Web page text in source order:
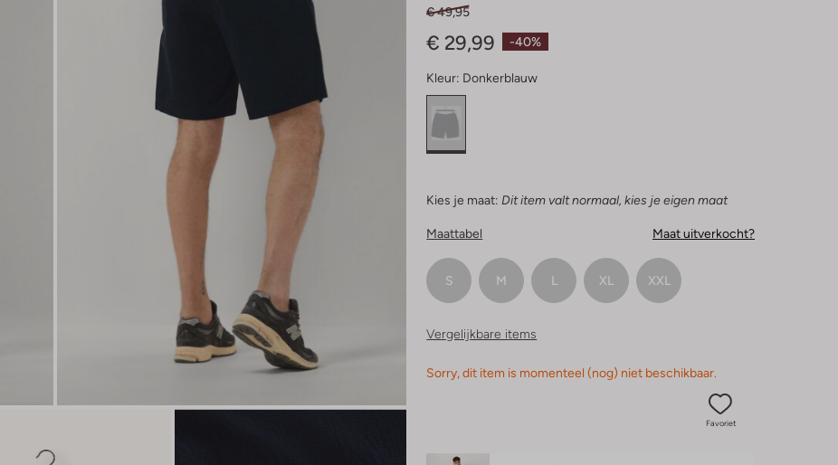
-40%
€ 49,95
€ 29,99
Kleur: Donkerblauw
Kies je maat: Dit item valt normaal, kies je eigen maat
Maattabel Maat uitverkocht?
S M L XL XXL
Vergelijkbare items
Sorry, dit item is momenteel (nog) niet beschikbaar.
Favoriet